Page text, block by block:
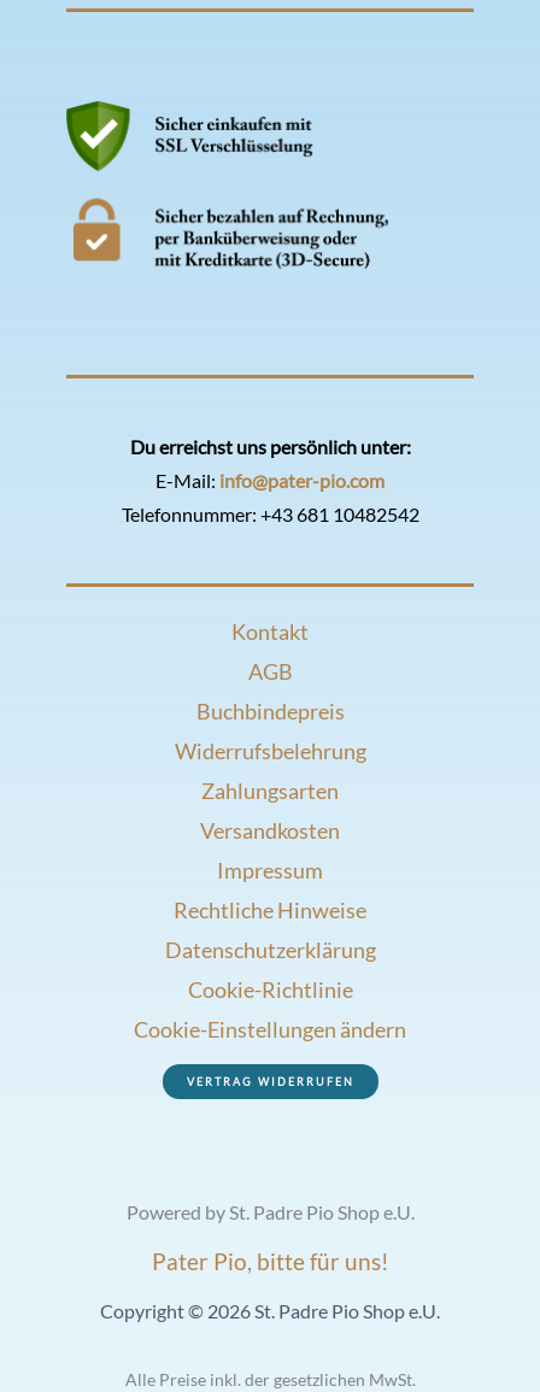
Du erreichst uns persönlich unter:
E-Mail: info@pater-pio.com
Telefonnummer: +43 681 10482542
Kontakt
AGB
Buchbindepreis
Widerrufsbelehrung
Zahlungsarten
Versandkosten
Impressum
Rechtliche Hinweise
Datenschutzerklärung
Cookie-Richtlinie
Cookie-Einstellungen ändern
VERTRAG WIDERRUFEN
Powered by St. Padre Pio Shop e.U.
Pater Pio, bitte für uns!
Copyright © 2026 St. Padre Pio Shop e.U.
Alle Preise inkl. der gesetzlichen MwSt.